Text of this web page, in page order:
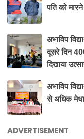
पति को
अभाविप
दूसरे दिन
दिखाया
अभाविप
से अधिक
ADVERTISEMENT